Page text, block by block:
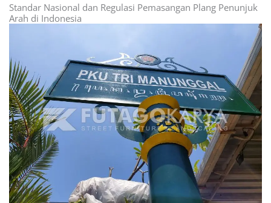
Standar Nasional dan Regulasi Pemasangan Plang Penunjuk
Arah di Indonesia